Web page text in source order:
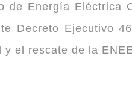
Energía Eléctrica
Decreto Ejecutivo
el rescate de la